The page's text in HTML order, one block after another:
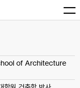
of Architecture